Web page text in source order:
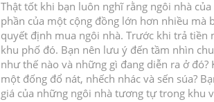
Thật tốt khi bạn luôn nghĩ rằng ngôi nhà
phần của một cộng đồng lớn hơn nhiều mà
quyết định mua ngôi nhà. Trước khi trả tiền
khu phố đó. Bạn nên lưu ý đến tầm nhìn
như thế nào và những gì đang diễn ra ở đó?
một đống đổ nát, nhếch nhác và sến súa?
giá của những ngôi nhà tương tự trong khu